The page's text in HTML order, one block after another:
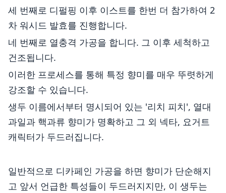
세 번째로 디펄핑 이후 이스트를 한번 더 참가하여 2
차 워시드 발효를 진행합니다.
네 번째로 열충격 가공을 합니다. 그 이후 세척하고
건조됩니다.
이러한 프로세스를 통해 특정 향미를 매우 뚜렷하게
강조할 수 있습니다.
생두 이름에서부터 명시되어 있는 '리치 피치', 열대
과일과 핵과류 향미가 명확하고 그 외 넥타, 요거트
캐릭터가 두드러집니다.
일반적으로 디카페인 가공을 하면 향미가 단순해지
고 앞서 언급한 특성들이 두드러지지만, 이 생두는